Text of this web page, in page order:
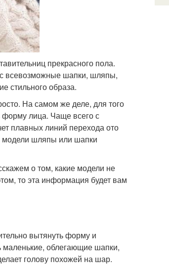
прекрасного пола.
всевозможные шапки, шляпы,
стильного образа.
На самом же деле, для того
форму лица. Чаще всего с
плавных линий перехода ото
модели шляпы или шапки
о том, какие модели не
то эта информация будет вам
вытянуть форму и
маленькие, облегающие шапки,
голову похожей на шар.